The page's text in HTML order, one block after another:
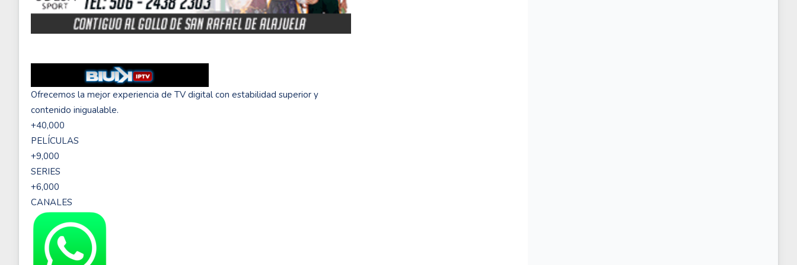
Ofrecemos la mejor experiencia de TV digital con estabilidad superior y
contenido inigualable.
+40,000
PELÍCULAS
+9,000
SERIES
+6,000
CANALES